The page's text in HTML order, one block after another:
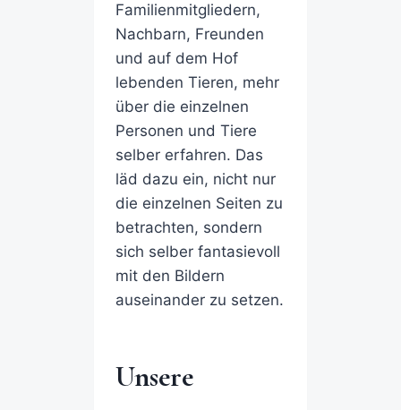
Familienmitgliedern,
Nachbarn, Freunden
und auf dem Hof
lebenden Tieren, mehr
über die einzelnen
Personen und Tiere
selber erfahren. Das
läd dazu ein, nicht nur
die einzelnen Seiten zu
betrachten, sondern
sich selber fantasievoll
mit den Bildern
auseinander zu setzen.
Unsere